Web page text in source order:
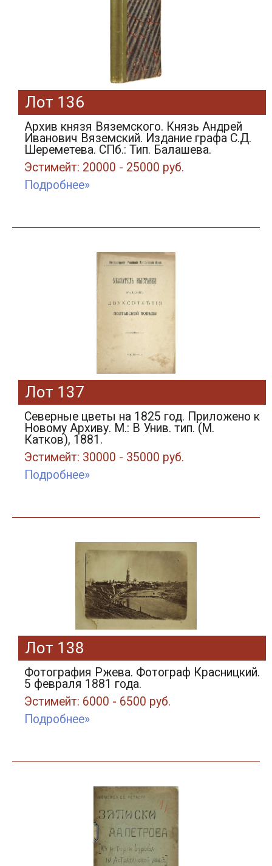
Лот 136
Архив князя Вяземского. Князь Андрей
Иванович Вяземский. Издание графа С.Д.
Шереметева. СПб.: Тип. Балашева.
Эстимейт: 20000 - 25000 руб.
Подробнее»
Лот 137
Северные цветы на 1825 год. Приложено к
Новому Архиву. М.: В Унив. тип. (М.
Катков), 1881.
Эстимейт: 30000 - 35000 руб.
Подробнее»
Лот 138
Фотография Ржева. Фотограф Красницкий.
5 февраля 1881 года.
Эстимейт: 6000 - 6500 руб.
Подробнее»